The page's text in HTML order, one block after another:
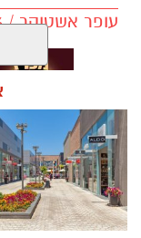
להנחיות
לאחר פעולות
והצלה כי
בהמשך נפתח
בעוד לוחמי האש
ובדיקת הזירה.
עופר אשטוקר / 11:06 07.08.26
תגים:תאונת